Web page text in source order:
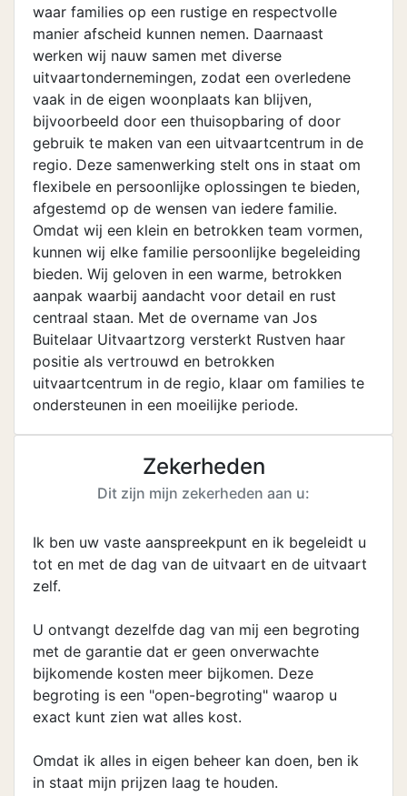
waar families op een rustige en respectvolle
manier afscheid kunnen nemen. Daarnaast
werken wij nauw samen met diverse
uitvaartondernemingen, zodat een overledene
vaak in de eigen woonplaats kan blijven,
bijvoorbeeld door een thuisopbaring of door
gebruik te maken van een uitvaartcentrum in de
regio. Deze samenwerking stelt ons in staat om
flexibele en persoonlijke oplossingen te bieden,
afgestemd op de wensen van iedere familie.
Omdat wij een klein en betrokken team vormen,
kunnen wij elke familie persoonlijke begeleiding
bieden. Wij geloven in een warme, betrokken
aanpak waarbij aandacht voor detail en rust
centraal staan. Met de overname van Jos
Buitelaar Uitvaartzorg versterkt Rustven haar
positie als vertrouwd en betrokken
uitvaartcentrum in de regio, klaar om families te
ondersteunen in een moeilijke periode.
Zekerheden
Dit zijn mijn zekerheden aan u:
Ik ben uw vaste aanspreekpunt en ik begeleidt u
tot en met de dag van de uitvaart en de uitvaart
zelf.
U ontvangt dezelfde dag van mij een begroting
met de garantie dat er geen onverwachte
bijkomende kosten meer bijkomen. Deze
begroting is een "open-begroting" waarop u
exact kunt zien wat alles kost.
Omdat ik alles in eigen beheer kan doen, ben ik
in staat mijn prijzen laag te houden.